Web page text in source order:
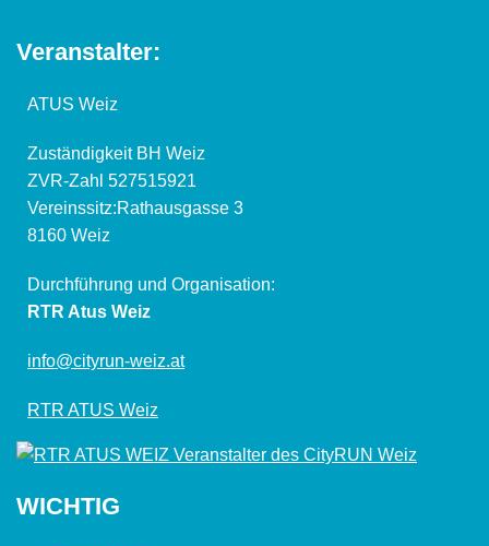
Veranstalter:
ATUS Weiz
Zuständigkeit BH Weiz
ZVR-Zahl 527515921
Vereinssitz:Rathausgasse 3
8160 Weiz
Durchführung und Organisation:
RTR Atus Weiz
info@cityrun-weiz.at
RTR ATUS Weiz
WICHTIG